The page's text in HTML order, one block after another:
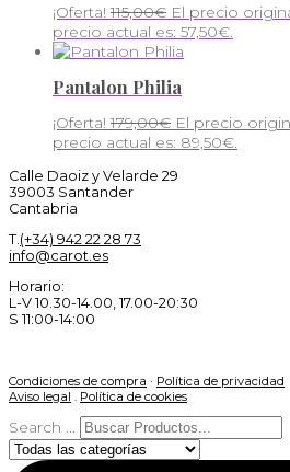
¡Oferta! 115,00€ El precio
precio actual es: 57,50€.
Pantalon Philia
¡Oferta! 179,00€ El precio
precio actual es: 89,50€.
Calle Daoiz y Velarde 29
39003 Santander
Cantabria
T. (+34) 942 22 28 73
info@carot.es
Horario:
L-V 10.30-14.00, 17.00-20:30
S 11:00-14:00
Condiciones de compra · Política de privacidad
Aviso legal
Política de cookies
Search ...